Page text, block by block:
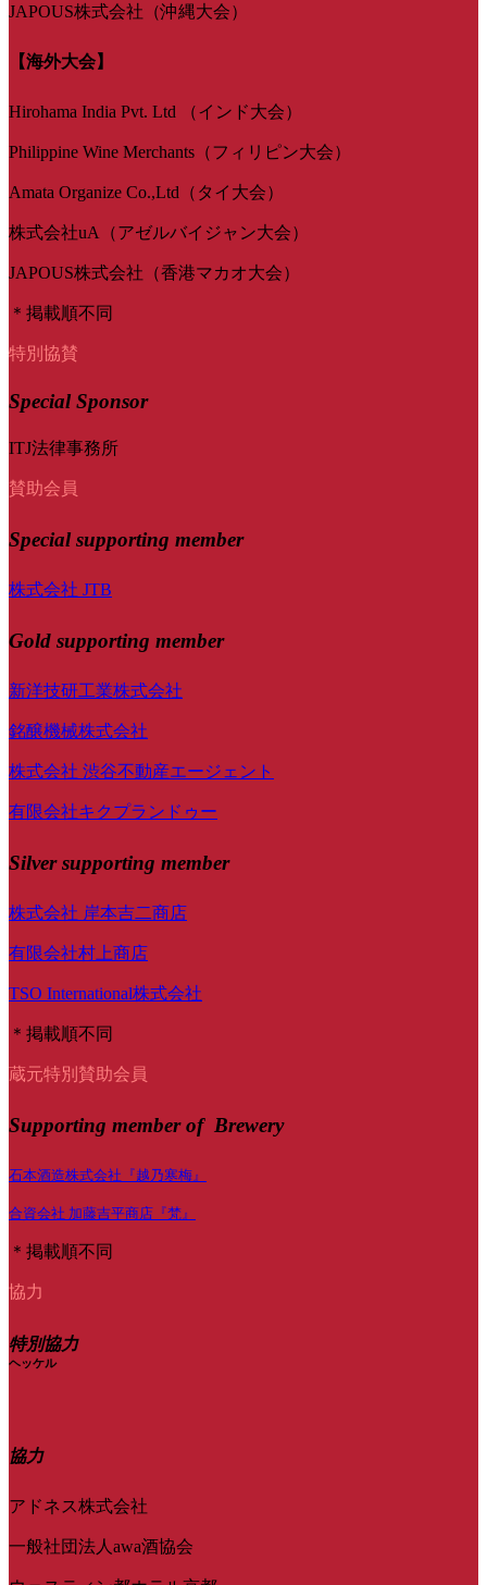
JAPOUS株式会社（沖縄大会）
【海外大会】
Hirohama India Pvt. Ltd （インド大会）
Philippine Wine Merchants（フィリピン大会）
Amata Organize Co.,Ltd（タイ大会）
株式会社uA（アゼルバイジャン大会）
JAPOUS株式会社（香港マカオ大会）
＊掲載順不同
特別協賛
Special Sponsor
ITJ法律事務所
賛助会員
Specialsupporting member
株式会社 JTB
Gold supporting member
新洋技研工業株式会社
銘醸機械株式会社
株式会社 渋谷不動産エージェント
有限会社キクプランドゥー
Silver supporting member
株式会社 岸本吉二商店
有限会社村上商店
TSO International株式会社
＊掲載順不同
蔵元特別賛助会員
Supporting member of Brewery
石本酒造株式会社『越乃寒梅』
合資会社 加藤吉平商店『梵』
＊掲載順不同
協力
特別協力
ヘッケル
協力
アドネス株式会社
一般社団法人awa酒協会